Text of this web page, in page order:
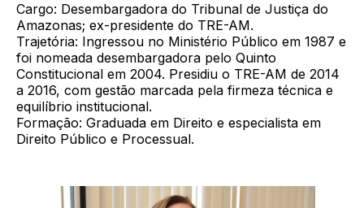
Cargo: Desembargadora do Tribunal de Justiça do
Amazonas; ex-presidente do TRE-AM.
Trajetória: Ingressou no Ministério Público em 1987 e
foi nomeada desembargadora pelo Quinto
Constitucional em 2004. Presidiu o TRE-AM de 2014
a 2016, com gestão marcada pela firmeza técnica e
equilíbrio institucional.
Formação: Graduada em Direito e especialista em
Direito Público e Processual.